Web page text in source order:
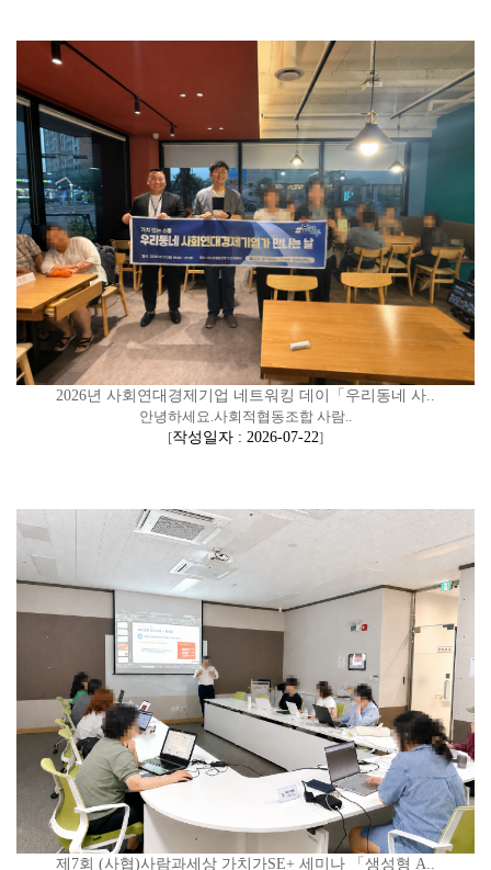
2026년 사회연대경제기업 네트워킹 데이「우리동네 사..
안녕하세요.사회적협동조합 사람..
[작성일자 : 2026-07-22]
제7회 (사협)사람과세상 가치가SE+ 세미나 「생성형 A..